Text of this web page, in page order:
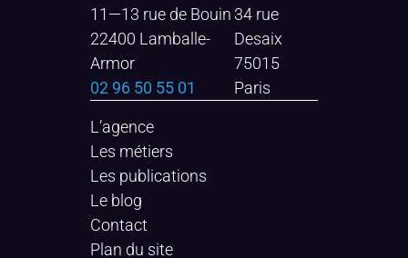
11—13 rue de Bouin
22400 Lamballe-
Armor
02 96 50 55 01
34 rue
Desaix
75015
Paris
L’agence
Les métiers
Les publications
Le blog
Contact
Plan du site